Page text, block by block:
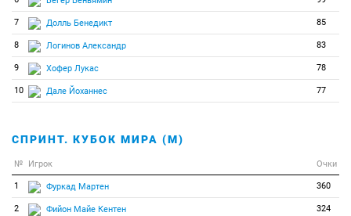
7 Долль Бенедикт 85
8 Логинов Александр 83
9 Хофер Лукас 78
10 Дале Йоханнес 77
СПРИНТ. КУБОК МИРА (М)
№ Игрок Очки
1 Фуркад Мартен 360
2 Фийон Майе Кентен 324